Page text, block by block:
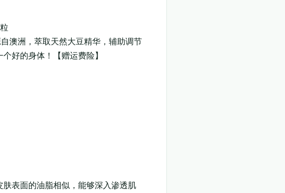
澳洲，萃取天然大豆精华，辅助调节
好的身体！【赠运费险】
表面的油脂相似，能够深入渗透肌